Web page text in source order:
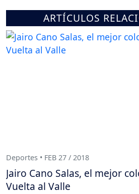
ARTÍCULOS
Deportes • FEB 27 / 2018
Jairo Cano Salas, el mejor
Vuelta al Valle